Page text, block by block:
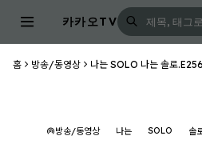
카카오TV
홈 방송/동영상 나는 SOLO 나는 솔로
방송/동영상 나는 SOLO 솔